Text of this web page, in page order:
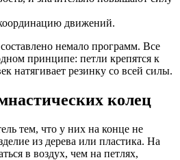
движений.
немало программ. Все
принципе: петли крепятся к
натягивает резинку со всей силы.
колец
тем, что у них на конце не
из дерева или пластика. На
в воздух, чем на петлях,